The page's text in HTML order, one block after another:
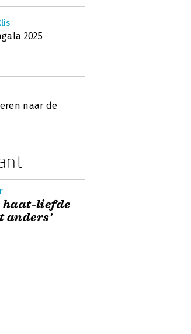
2025
naar de
haat-liefde
anders’